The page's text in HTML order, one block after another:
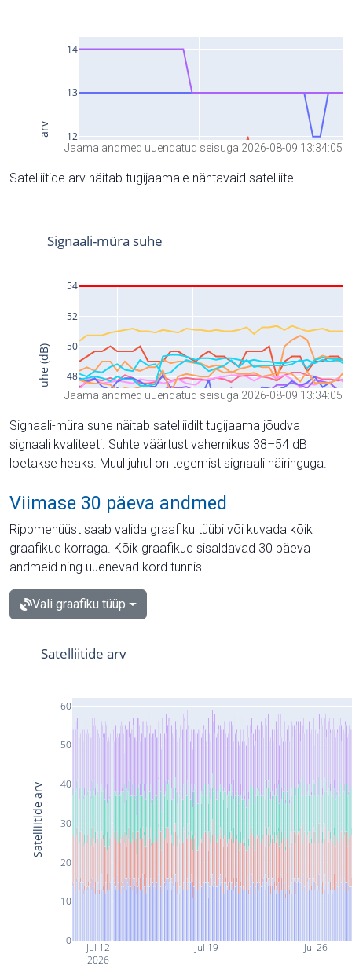
Jaama andmed uuendatud seisuga 2026-08-09 13:34:05
Satelliitide arv näitab tugijaamale nähtavaid satelliite.
Jaama andmed uuendatud seisuga 2026-08-09 13:34:05
Signaali-müra suhe näitab satelliidilt tugijaama jõudva
signaali kvaliteeti. Suhte väärtust vahemikus 38–54 dB
loetakse heaks. Muul juhul on tegemist signaali häiringuga.
Viimase 30 päeva andmed
Rippmenüüst saab valida graafiku tüübi või kuvada kõik
graafikud korraga. Kõik graafikud sisaldavad 30 päeva
andmeid ning uuenevad kord tunnis.
Vali graafiku tüüp
Jul 12
2026
Jul 19 Jul 26
0
10
20
30
40
50
60
Satelliitide arv
Satelliitide arv